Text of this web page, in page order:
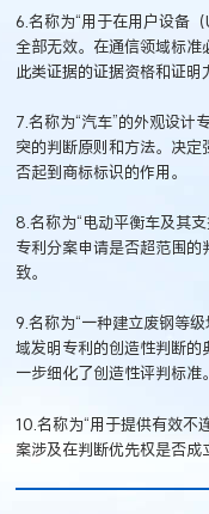
6.名称为“用于在用户设备
全部无效。在通信领域标
此类证据的证据资格和证明
7.名称为“汽车”的外观设计
突的判断原则和方法。决
否起到商标标识的作用。
8.名称为“电动平衡车及其
专利分案申请是否超范围
致。
9.名称为“一种建立废钢等
域发明专利的创造性判断
一步细化了创造性评判标准。
10.名称为“用于提供有效不
案涉及在判断优先权是否成